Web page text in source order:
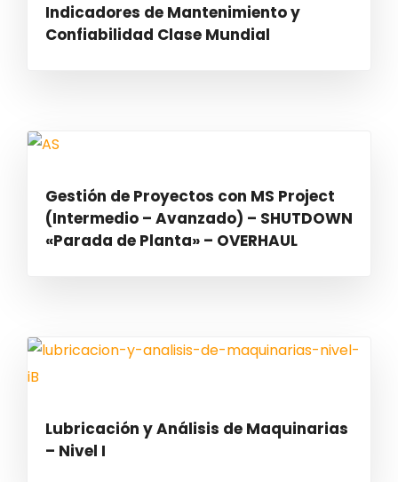
Indicadores de Mantenimiento y
Confiabilidad Clase Mundial
Gestión de Proyectos con MS Project
(Intermedio – Avanzado) – SHUTDOWN
«Parada de Planta» – OVERHAUL
Lubricación y Análisis de Maquinarias
– Nivel I